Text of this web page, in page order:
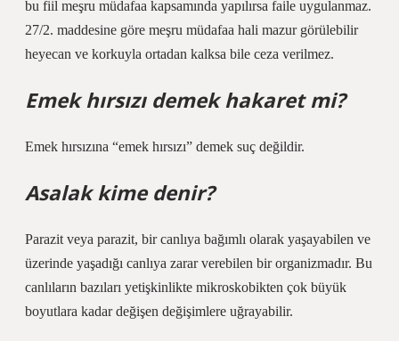
bu fiil meşru müdafaa kapsamında yapılırsa faile uygulanmaz.
27/2. maddesine göre meşru müdafaa hali mazur görülebilir
heyecan ve korkuyla ortadan kalksa bile ceza verilmez.
Emek hırsızı demek hakaret mi?
Emek hırsızına “emek hırsızı” demek suç değildir.
Asalak kime denir?
Parazit veya parazit, bir canlıya bağımlı olarak yaşayabilen ve
üzerinde yaşadığı canlıya zarar verebilen bir organizmadır. Bu
canlıların bazıları yetişkinlikte mikroskobikten çok büyük
boyutlara kadar değişen değişimlere uğrayabilir.